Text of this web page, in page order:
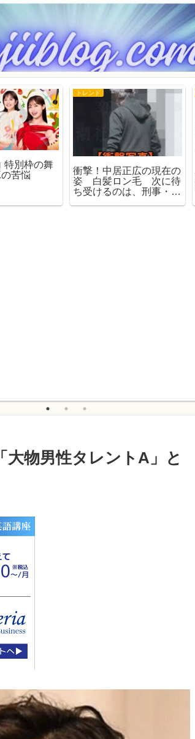
特別枠の舞
苦悩
トレンド
衝撃！中居正広の現在の
姿 白髪ロン毛 次に待
ち受けるのは、刑事・民
物男性タレントA」と